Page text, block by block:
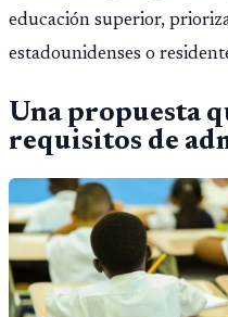
educación superior,
estadounidenses o
Una propuesta
requisitos de